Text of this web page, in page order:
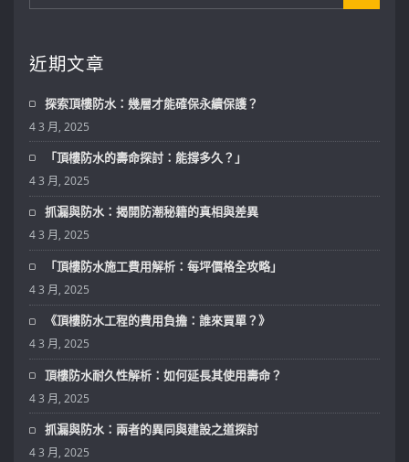
近期文章
探索頂樓防水：幾層才能確保永續保護？
4 3 月, 2025
「頂樓防水的壽命探討：能撐多久？」
4 3 月, 2025
抓漏與防水：揭開防潮秘籍的真相與差異
4 3 月, 2025
「頂樓防水施工費用解析：每坪價格全攻略」
4 3 月, 2025
《頂樓防水工程的費用負擔：誰來買單？》
4 3 月, 2025
頂樓防水耐久性解析：如何延長其使用壽命？
4 3 月, 2025
抓漏與防水：兩者的異同與建設之道探討
4 3 月, 2025